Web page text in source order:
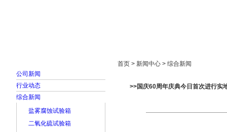
公司新闻
行业动态
综合新闻
盐雾腐蚀试验箱
二氧化硫试验箱
首页 > 新闻中心 > 综合新闻
>>国庆60周年庆典今日首次进行实